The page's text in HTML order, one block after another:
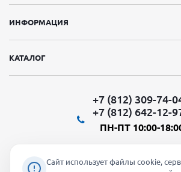
ИНФОРМАЦИЯ
КАТАЛОГ
+7 (812) 309-74-
+7 (812) 642-12-
ПН-ПТ 10:00-
Сайт использует файлы cookie,